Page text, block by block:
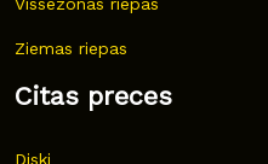
Ziemas riepas
Citas preces
Diski